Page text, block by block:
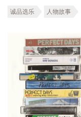
诚品选乐 人物故事